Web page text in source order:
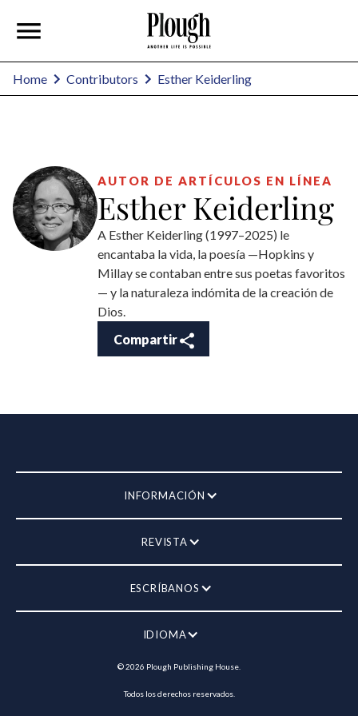
Home Contributors Esther Keiderling
AUTOR DE ARTÍCULOS EN LÍNEA
Esther Keiderling
A Esther Keiderling (1997–2025) le
encantaba la vida, la poesía —Hopkins y
Millay se contaban entre sus poetas favoritos
— y la naturaleza indómita de la creación de
Dios.
Compartir
INFORMACIÓN
REVISTA
ESCRÍBANOS
IDIOMA
©2026 Plough Publishing House.
Todos los derechos reservados.